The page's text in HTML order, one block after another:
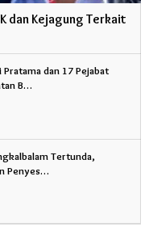
dan Kejagung Terkait
dan 17 Pejabat
B…
Tertunda,
Penyes…